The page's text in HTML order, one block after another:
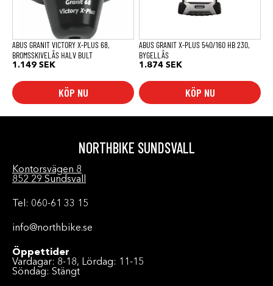
ABUS GRANIT VICTORY X-PLUS 68,
BROMSSKIVELÅS HALV BULT
1.149 SEK
KÖP NU
ABUS GRANIT X-PLUS 540/160 HB 230,
BYGELLÅS
1.874 SEK
KÖP NU
NORTHBIKE SUNDSVALL
Kontorsvägen 8
852 29 Sundsvall
Tel: 060-61 33 15
info@northbike.se
Öppettider
Vardagar: 8-18, Lördag: 11-15
Söndag: Stängt